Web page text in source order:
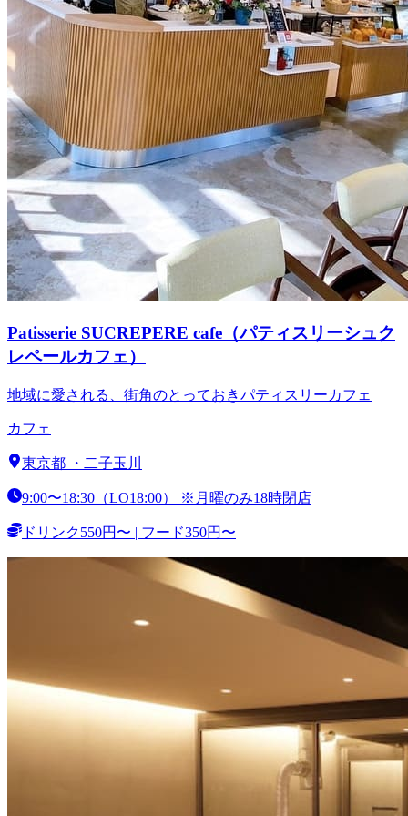
Patisserie SUCREPERE cafe（パティスリーシュク
レペールカフェ）
地域に愛される、街角のとっておきパティスリーカフェ
カフェ
東京都 ・ 二子玉川
9:00〜18:30（LO18:00） ※月曜のみ18時閉店
ドリンク550円〜 | フード350円〜